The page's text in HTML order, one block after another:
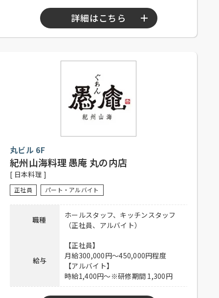
詳細はこちら
※時短勤務制度あり（勤務時間は110～150時間
／月 から選択可能）
※1か月単位の変形労働時間制
子育てが事由の場合、お子様が高校卒業まで適
待遇
有り、社保完備、制服貸与、社内割引有り、子
ども手当あり（高校卒業（相当）までのお子様
（上限50,000円／月）
応募方法
下記URLよりご応募ください。
https://hrmos.co/pages/shiro/jobs/0001360
0120-275-606 担当：人事採用グループ
丸ビル 6F
紀州山海料理 愚庵 丸の内店
[ 日本料理 ]
正社員 パート・アルバイト
職種
ホールスタッフ、キッチンスタッフ
（正社員、アルバイト）
給与
【正社員】
月給300,000円～450,000円程度
【アルバイト】
時給1,400円～※研修期間 1,300円